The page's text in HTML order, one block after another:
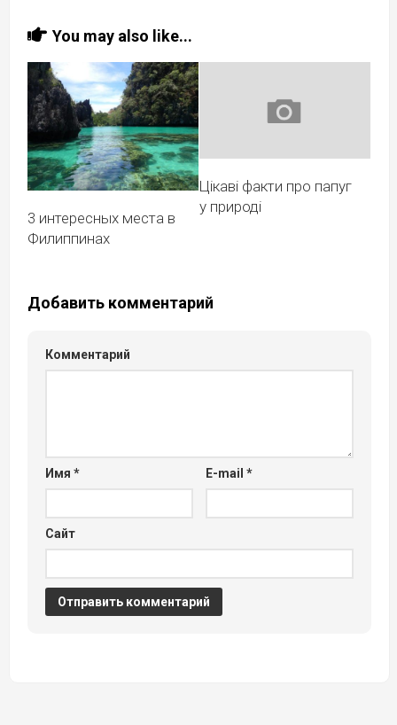
You may also like...
3 интересных места в
Филиппинах
Цікаві факти про папуг
у природі
Добавить комментарий
Комментарий
Имя * E-mail *
Сайт